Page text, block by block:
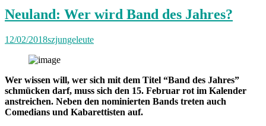
Neuland: Wer wird Band des Jahres?
12/02/2018szjungeleute
Wer wissen will, wer sich mit dem Titel “Band des Jahres”
schmücken darf, muss sich den 15. Februar rot im Kalender
anstreichen. Neben den nominierten Bands treten auch
Comedians und Kabarettisten auf.